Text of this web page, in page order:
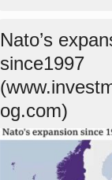
Nato’s
since1997
og.com)